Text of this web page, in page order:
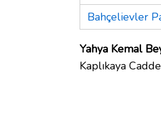
Bahçelievler
Yahya Kemal
Kaplıkaya